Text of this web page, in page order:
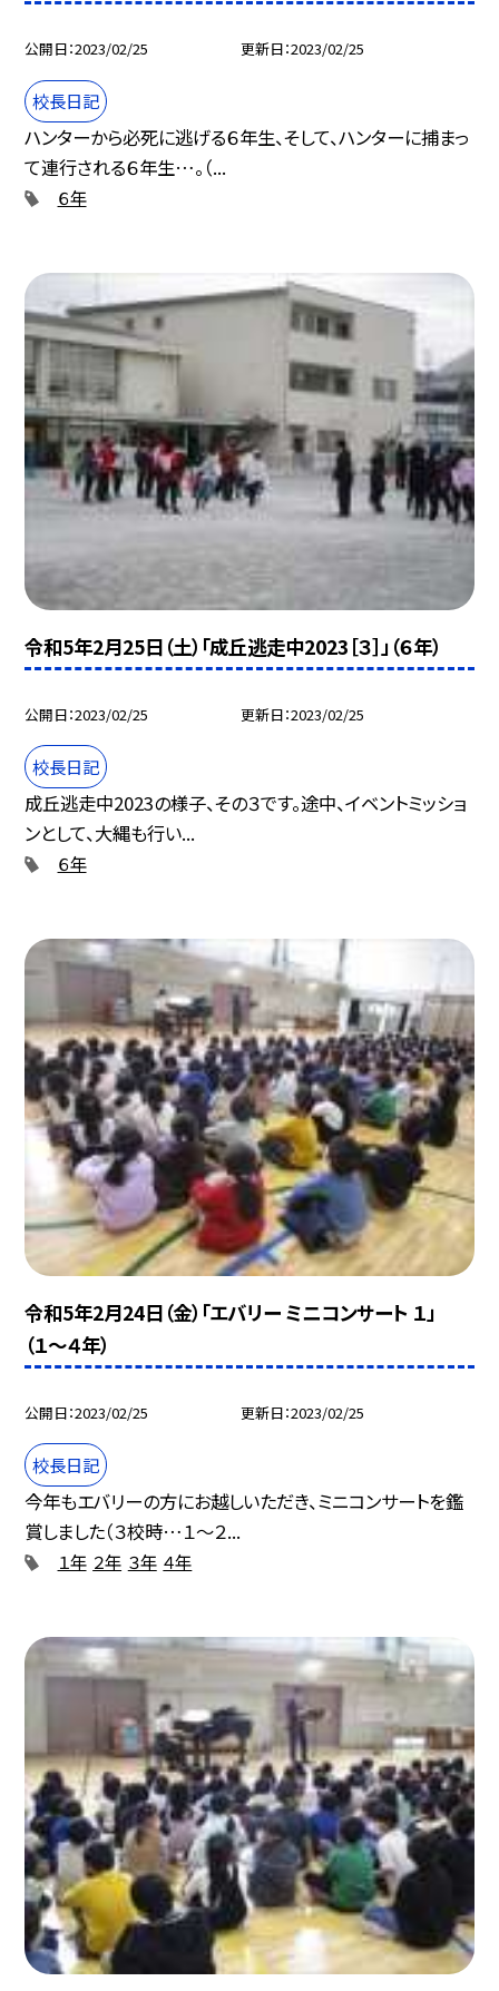
公開日 2023/02/25 更新日 2023/02/25
校長日記
ハンターから必死に逃げる６年生、そして、ハンターに捕まっ
て連行される６年生…。（...
６年
令和5年2月25日（土）「成丘逃走中2023［３］」（６年）
公開日 2023/02/25 更新日 2023/02/25
校長日記
成丘逃走中2023の様子、その３です。途中、イベントミッショ
ンとして、大縄も行い...
６年
令和5年2月24日（金）「エバリー ミニコンサート １」
（１〜４年）
公開日 2023/02/25 更新日 2023/02/25
校長日記
今年もエバリーの方にお越しいただき、ミニコンサートを鑑
賞しました（３校時…１〜２...
１年 ２年 ３年 ４年